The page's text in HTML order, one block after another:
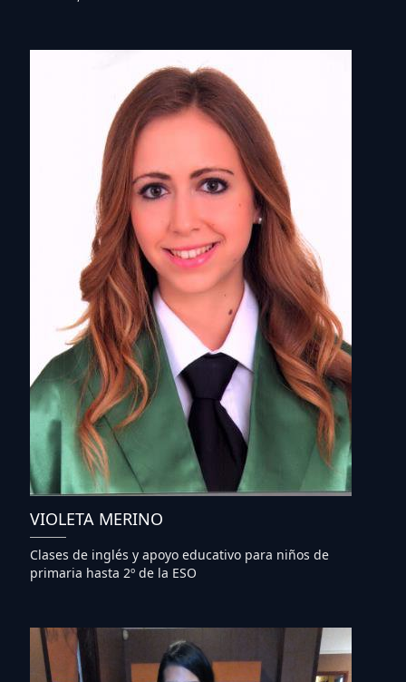
VIOLETA MERINO
Clases de inglés y apoyo educativo para niños de
primaria hasta 2º de la ESO